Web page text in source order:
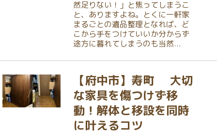
然足りない！」と焦ってしまうこ
と、ありますよね。とくに一軒家
まるごとの遺品整理となれば、ど
こから手をつけていいか分からず
途方に暮れてしまうのも当然...
【府中市】寿町 大切
な家具を傷つけず移
動！解体と移設を同時
に叶えるコツ